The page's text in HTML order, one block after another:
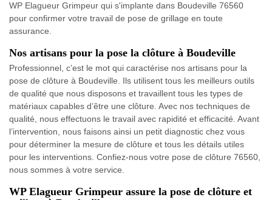
WP Elagueur Grimpeur qui s'implante dans Boudeville 76560
pour confirmer votre travail de pose de grillage en toute
assurance.
Nos artisans pour la pose la clôture à Boudeville
Professionnel, c’est le mot qui caractérise nos artisans pour la
pose de clôture à Boudeville. Ils utilisent tous les meilleurs outils
de qualité que nous disposons et travaillent tous les types de
matériaux capables d’être une clôture. Avec nos techniques de
qualité, nous effectuons le travail avec rapidité et efficacité. Avant
l’intervention, nous faisons ainsi un petit diagnostic chez vous
pour déterminer la mesure de clôture et tous les détails utiles
pour les interventions. Confiez-nous votre pose de clôture 76560,
nous sommes à votre service.
WP Elagueur Grimpeur assure la pose de clôture et